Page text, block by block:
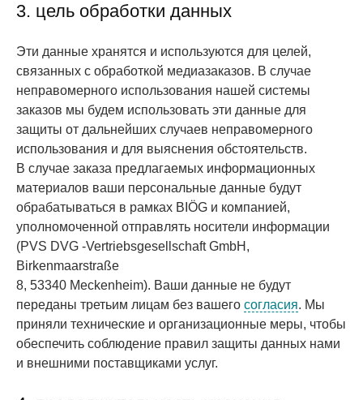
3. цель обработки данных
Эти данные хранятся и используются для целей,
связанных с обработкой медиазаказов. В случае
неправомерного использования нашей системы
заказов мы будем использовать эти данные для
защиты от дальнейших случаев неправомерного
использования и для выяснения обстоятельств.
В случае заказа предлагаемых информационных
материалов ваши персональные данные будут
обрабатываться в рамках BIÖG и компанией,
уполномоченной отправлять носители информации
(PVS DVG -Vertriebsgesellschaft GmbH,
Birkenmaarstraße
8, 53340 Meckenheim). Ваши данные не будут
переданы третьим лицам без вашего согласия. Мы
приняли технические и организационные меры, чтобы
обеспечить соблюдение правил защиты данных нами
и внешними поставщиками услуг.